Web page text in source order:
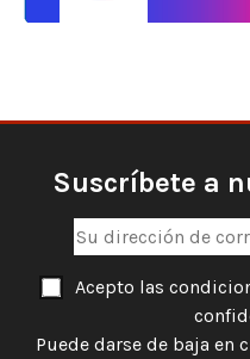
Suscríbete a
Acepto las
Puede darse de baja en